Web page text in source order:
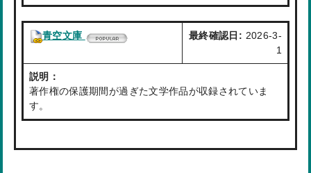
青空文庫 最終確認日: 2026-3-
1
説明：
著作権の保護期間が過ぎた文学作品が収録されていま
す。